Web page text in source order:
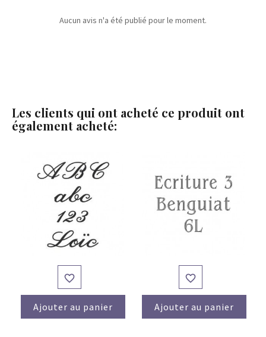
Aucun avis n'a été publié pour le moment.
Les clients qui ont acheté ce produit ont
également acheté:

Ajouter au panier

Ajouter au panier